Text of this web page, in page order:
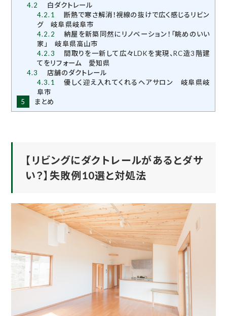
4.2
白ダクトレール
4.2.1
断熱で寒さ解消！視線の抜けで広く感じるリビン
グ 岐阜県岐阜市
4.2.2
納屋を新築同然にリノベーション！「眺めのいい
家」 岐阜県高山市
4.2.3
間取りを一新して広々LDKを実現、RC造3階建
てをリフォーム 愛知県
4.3
店舗のダクトレール
4.3.1
優しく迎え入れてくれるヘアサロン 岐阜県岐
阜市
5
まとめ
【リビングにダクトレールがあるとダサ
い？】失敗例10選と対処法